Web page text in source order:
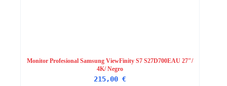
Monitor Profesional Samsung ViewFinity S7 S27D700EAU 27″/
4K/ Negro
215,00€